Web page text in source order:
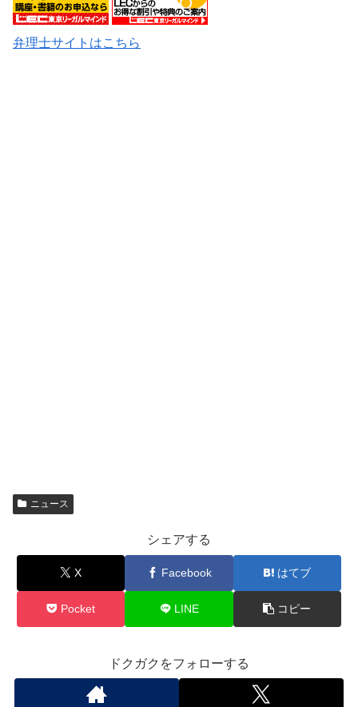
弁理士サイトはこちら
ニュース
シェアする
X Facebook はてブ
Pocket LINE コピー
ドクガクをフォローする